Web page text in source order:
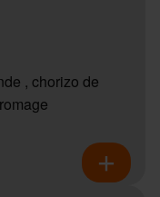
, chorizo de